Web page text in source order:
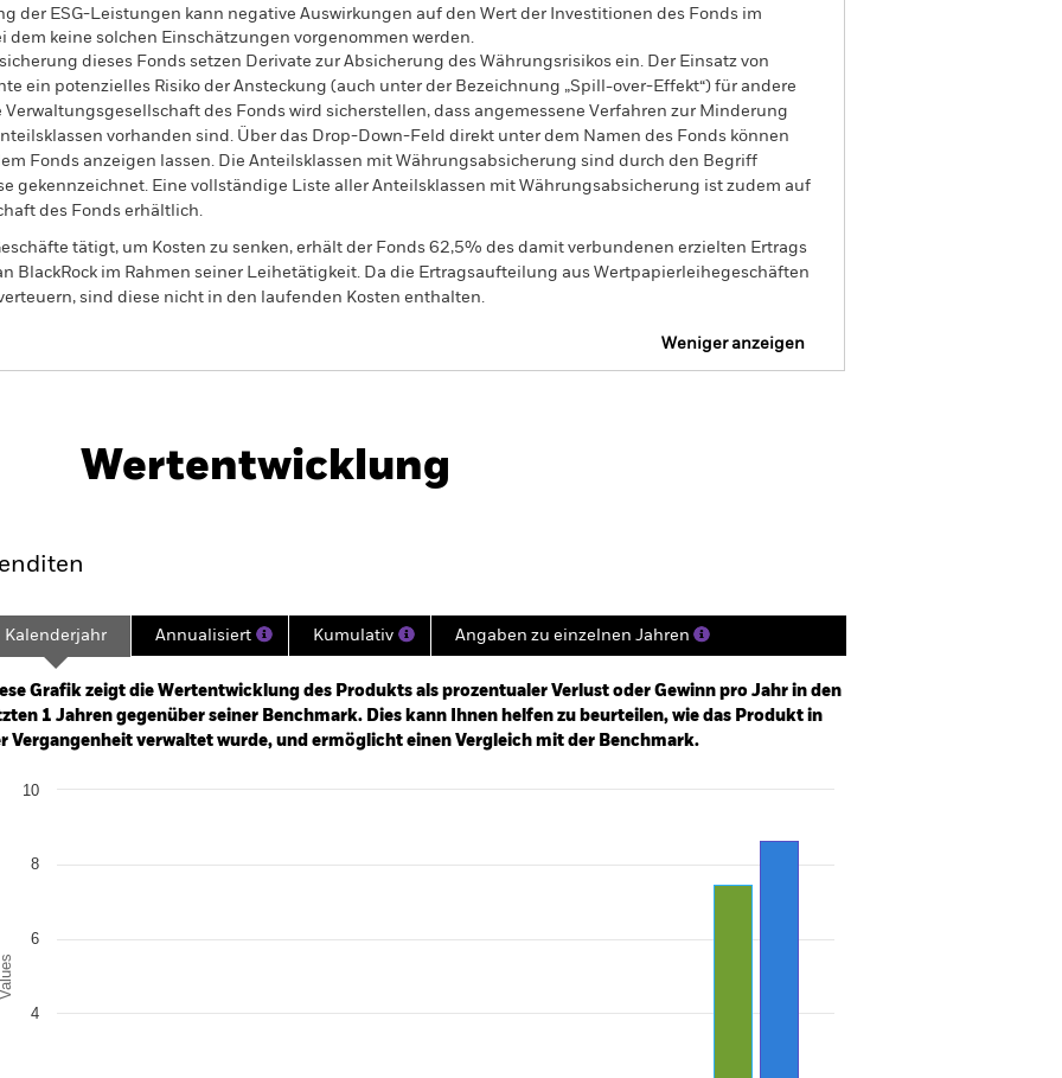
der ESG-Leistungen kann negative Auswirkungen auf den Wert der Investitionen des Fonds im
dem keine solchen Einschätzungen vorgenommen werden.
dieses Fonds setzen Derivate zur Absicherung des Währungsrisikos ein. Der Einsatz von
ein potenzielles Risiko der Ansteckung (auch unter der Bezeichnung „Spill-over-Effekt“) für andere
des Fonds wird sicherstellen, dass angemessene Verfahren zur Minderung
vorhanden sind. Über das Drop-Down-Feld direkt unter dem Namen des Fonds können
Fonds anzeigen lassen. Die Anteilsklassen mit Währungsabsicherung sind durch den Begriff
gekennzeichnet. Eine vollständige Liste aller Anteilsklassen mit Währungsabsicherung ist zudem auf
des Fonds erhältlich.
tätigt, um Kosten zu senken, erhält der Fonds 62,5% des damit verbundenen erzielten Ertrags
BlackRock im Rahmen seiner Leihetätigkeit. Da die Ertragsaufteilung aus Wertpapierleihegeschäften
sind diese nicht in den laufenden Kosten enthalten.
Weniger anzeigen
Wertentwicklung
2024-11-30 00:00:00 to 2026-07-31 00:00:00.
0 to 9.
Kalenderjahr Annualisiert Kumulativ Angaben zu einzelnen Jahren
Grafik zeigt die Wertentwicklung des Produkts als prozentualer Verlust oder Gewinn pro Jahr in den
1 Jahren gegenüber seiner Benchmark. Dies kann Ihnen helfen zu beurteilen, wie das Produkt in
Vergangenheit verwaltet wurde, und ermöglicht einen Vergleich mit der Benchmark.
chart with 2 data series.
Values
4
6
8
10